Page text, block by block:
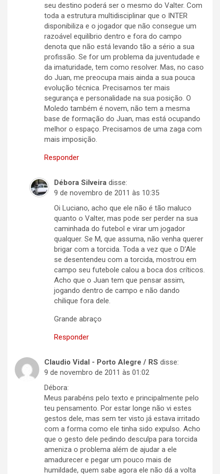
seu destino poderá ser o mesmo do Valter. Com
toda a estrutura multidisciplinar que o INTER
disponibiliza e o jogador que não consegue um
razoável equilíbrio dentro e fora do campo
denota que não está levando tão a sério a sua
profissão. Se for um problema da juventudade e
da imaturidade, tem como resolver. Mas, no caso
do Juan, me preocupa mais ainda a sua pouca
evolução técnica. Precisamos ter mais
segurança e personalidade na sua posição. O
Moledo também é novem, não tem a mesma
base de formação do Juan, mas está ocupando
melhor o espaço. Precisamos de uma zaga com
mais imposição.
Responder
Débora Silveira disse:
9 de novembro de 2011 às 10:35
Oi Luciano, acho que ele não é tão maluco
quanto o Valter, mas pode ser perder na sua
caminhada do futebol e virar um jogador
qualquer. Se M, que assuma, não venha querer
brigar com a torcida. Toda a vez que o D’Ale
se desentendeu com a torcida, mostrou em
campo seu futebole calou a boca dos críticos.
Acho que o Juan tem que pensar assim,
jogando dentro de campo e não dando
chilique fora dele.
Grande abraço
Responder
Claudio Vidal - Porto Alegre / RS disse:
9 de novembro de 2011 às 01:02
Débora:
Meus parabéns pelo texto e principalmente pelo
teu pensamento. Por estar longe não vi estes
gestos dele, mas sem ter visto já estava irritado
com a forma como ele tinha sido expulso. Acho
que o gesto dele pedindo desculpa para torcida
ameniza o problema além de ajudar a ele
amadurecer e pegar um pouco mais de
humildade, quem sabe agora ele não dá a volta